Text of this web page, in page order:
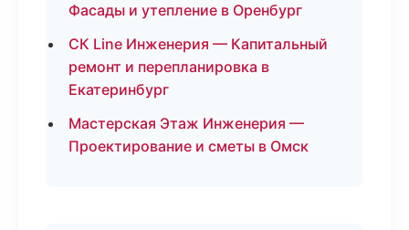
Фасады и утепление в Оренбург
СК Line Инженерия — Капитальный
ремонт и перепланировка в
Екатеринбург
Мастерская Этаж Инженерия —
Проектирование и сметы в Омск